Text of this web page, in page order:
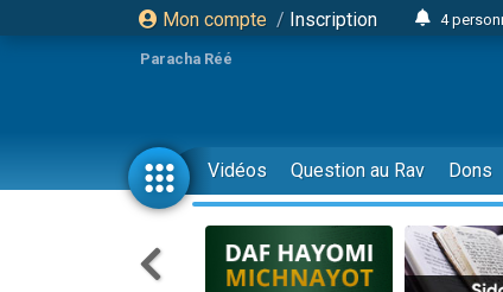
Mon compte / Inscription
4
Odaya
3
3
13
2
30
Paracha Réé
Vidéos Question au Rav Dons